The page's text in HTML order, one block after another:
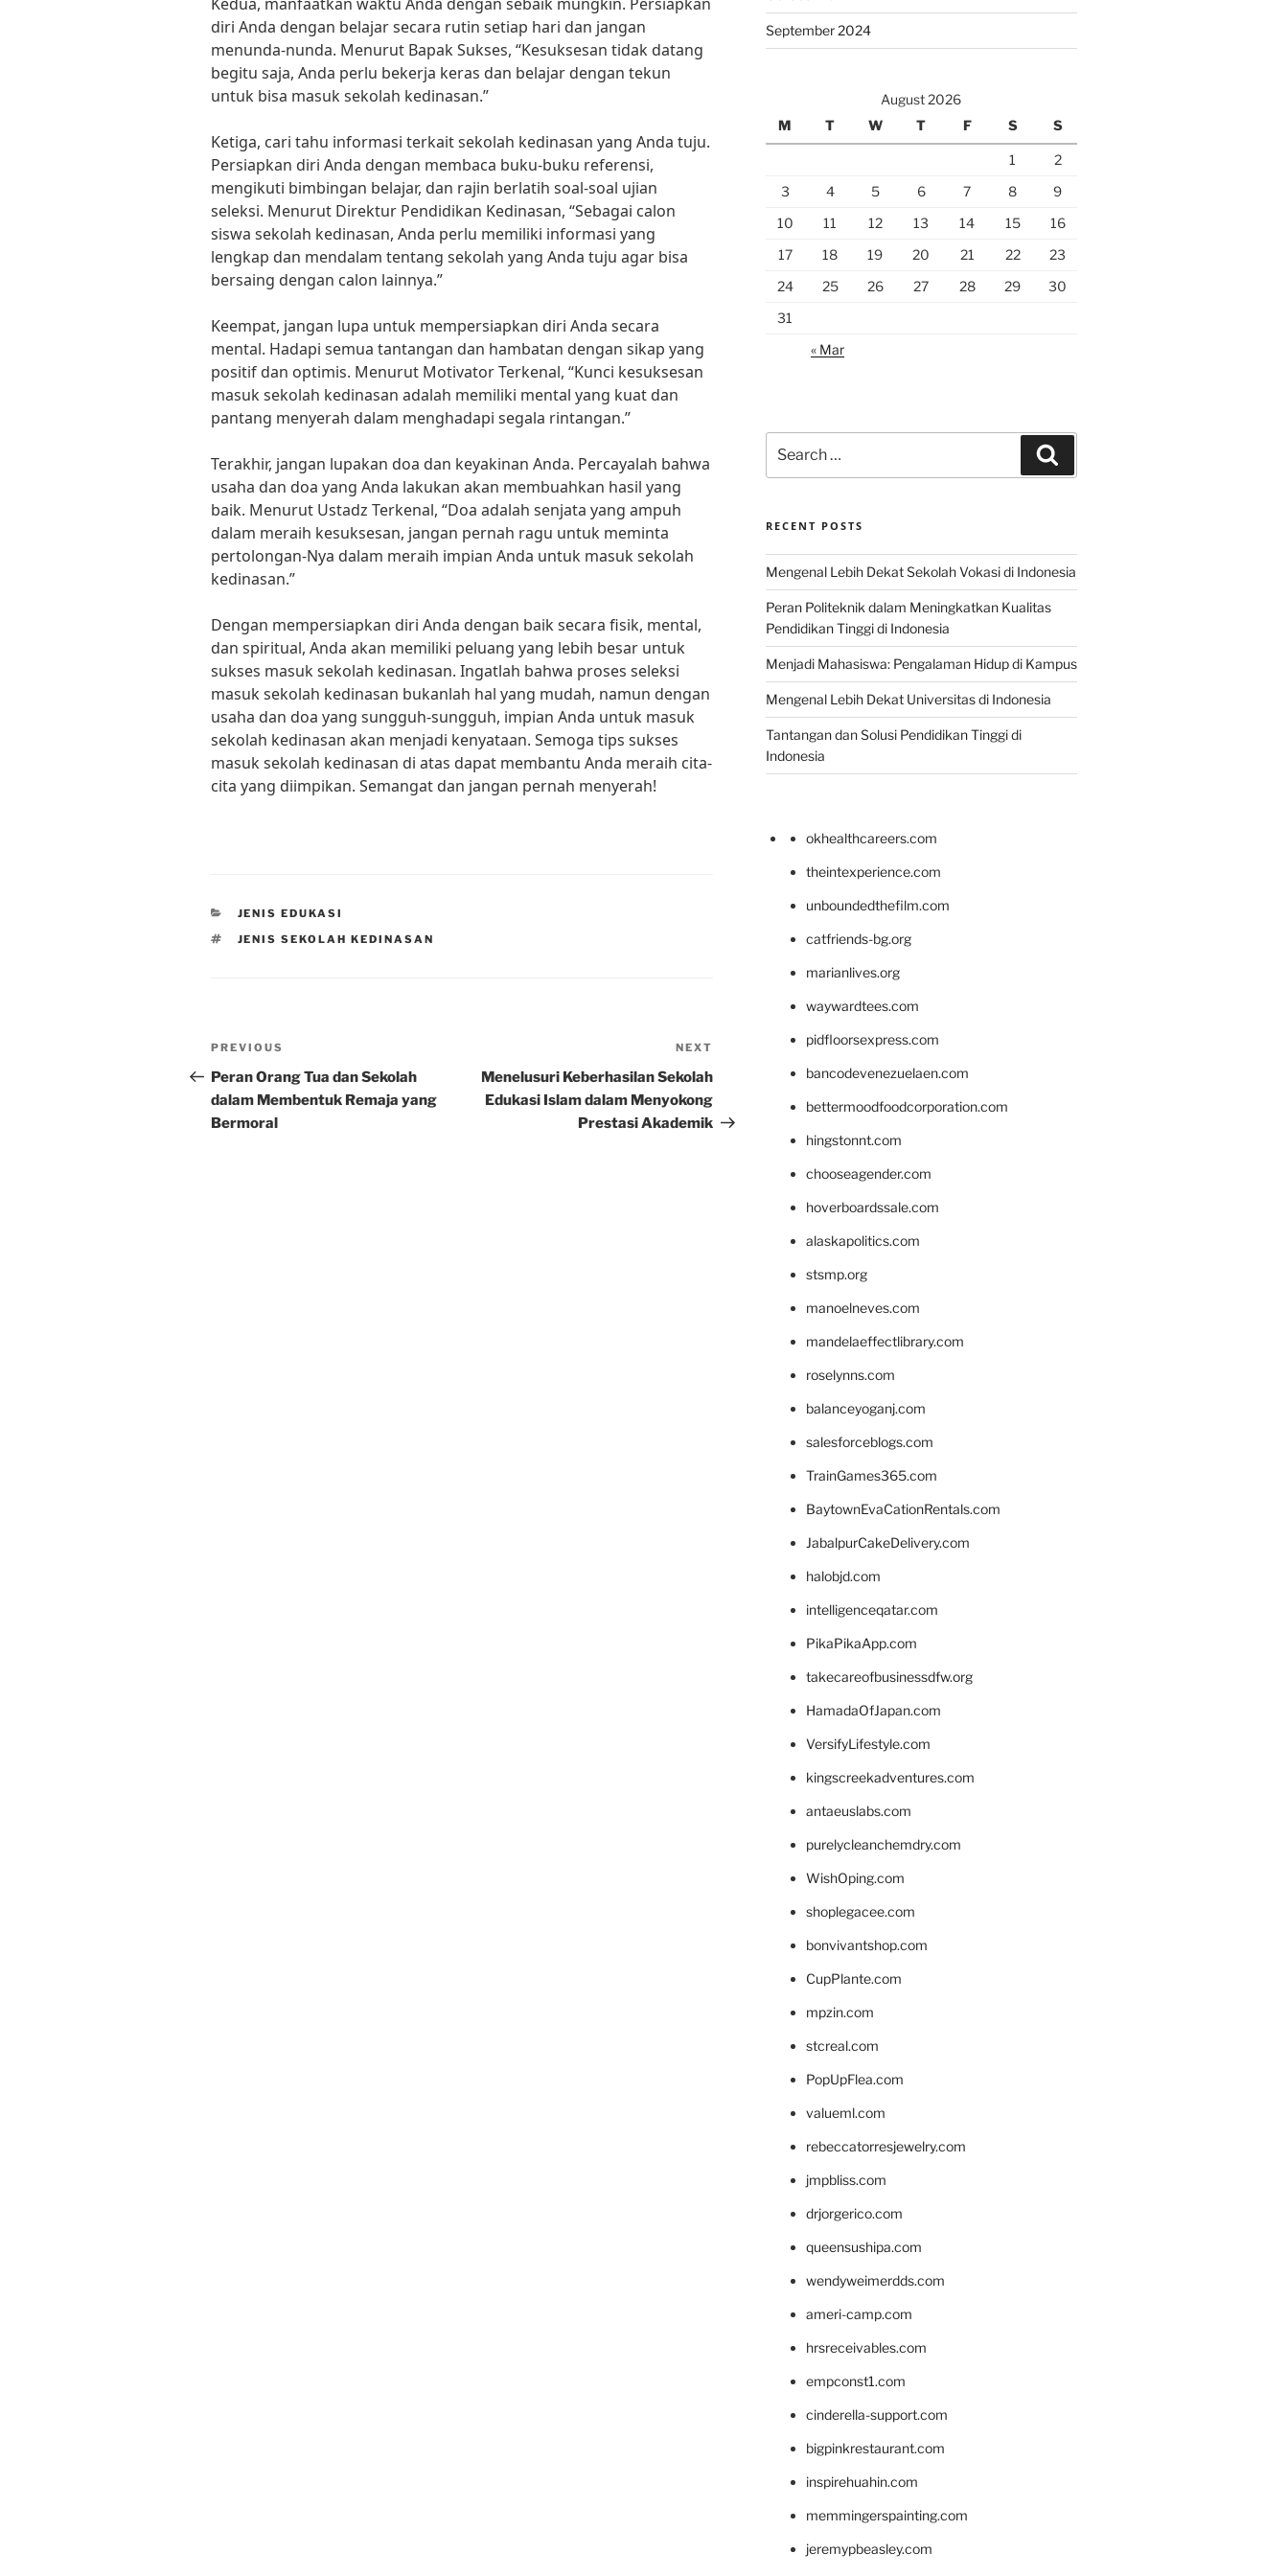
diri Anda dengan belajar secara rutin setiap hari dan jangan
menunda-nunda. Menurut Bapak Sukses, “Kesuksesan tidak datang
begitu saja, Anda perlu bekerja keras dan belajar dengan tekun
untuk bisa masuk sekolah kedinasan.”
Ketiga, cari tahu informasi terkait sekolah kedinasan yang Anda tuju.
Persiapkan diri Anda dengan membaca buku-buku referensi,
mengikuti bimbingan belajar, dan rajin berlatih soal-soal ujian
seleksi. Menurut Direktur Pendidikan Kedinasan, “Sebagai calon
siswa sekolah kedinasan, Anda perlu memiliki informasi yang
lengkap dan mendalam tentang sekolah yang Anda tuju agar bisa
bersaing dengan calon lainnya.”
Keempat, jangan lupa untuk mempersiapkan diri Anda secara
mental. Hadapi semua tantangan dan hambatan dengan sikap yang
positif dan optimis. Menurut Motivator Terkenal, “Kunci kesuksesan
masuk sekolah kedinasan adalah memiliki mental yang kuat dan
pantang menyerah dalam menghadapi segala rintangan.”
Terakhir, jangan lupakan doa dan keyakinan Anda. Percayalah bahwa
usaha dan doa yang Anda lakukan akan membuahkan hasil yang
baik. Menurut Ustadz Terkenal, “Doa adalah senjata yang ampuh
dalam meraih kesuksesan, jangan pernah ragu untuk meminta
pertolongan-Nya dalam meraih impian Anda untuk masuk sekolah
kedinasan.”
Dengan mempersiapkan diri Anda dengan baik secara fisik, mental,
dan spiritual, Anda akan memiliki peluang yang lebih besar untuk
sukses masuk sekolah kedinasan. Ingatlah bahwa proses seleksi
masuk sekolah kedinasan bukanlah hal yang mudah, namun dengan
usaha dan doa yang sungguh-sungguh, impian Anda untuk masuk
sekolah kedinasan akan menjadi kenyataan. Semoga tips sukses
masuk sekolah kedinasan di atas dapat membantu Anda meraih cita-
cita yang diimpikan. Semangat dan jangan pernah menyerah!
CATEGORIES
JENIS EDUKASI
TAGS
JENIS SEKOLAH KEDINASAN
Post
navigation
Previous
Post
PREVIOUS
Peran Orang Tua dan Sekolah
dalam Membentuk Remaja yang
Bermoral
Post
NEXT
Menelusuri Keberhasilan Sekolah
Edukasi Islam dalam Menyokong
Prestasi Akademik
September 2024
August 2026
M
T W T F S S
1
2
3
4 5 6 7 8
9
10
11 12 13 14 15
16
17
18 19 20 21 22
23
24
25 26 27 28 29
30
31
« Mar
for:
RECENT POSTS
Mengenal Lebih Dekat Sekolah Vokasi di Indonesia
Peran Politeknik dalam Meningkatkan Kualitas
Pendidikan Tinggi di Indonesia
Menjadi Mahasiswa: Pengalaman Hidup di Kampus
Mengenal Lebih Dekat Universitas di Indonesia
Tantangan dan Solusi Pendidikan Tinggi di
Indonesia
okhealthcareers.com
theintexperience.com
unboundedthefilm.com
catfriends-bg.org
marianlives.org
waywardtees.com
pidfloorsexpress.com
bancodevenezuelaen.com
bettermoodfoodcorporation.com
hingstonnt.com
chooseagender.com
hoverboardssale.com
alaskapolitics.com
stsmp.org
manoelneves.com
mandelaeffectlibrary.com
roselynns.com
balanceyoganj.com
salesforceblogs.com
TrainGames365.com
BaytownEvaCationRentals.com
JabalpurCakeDelivery.com
halobjd.com
intelligenceqatar.com
PikaPikaApp.com
takecareofbusinessdfw.org
HamadaOfJapan.com
VersifyLifestyle.com
kingscreekadventures.com
antaeuslabs.com
purelycleanchemdry.com
WishOping.com
shoplegacee.com
bonvivantshop.com
CupPlante.com
mpzin.com
stcreal.com
PopUpFlea.com
valueml.com
rebeccatorresjewelry.com
jmpbliss.com
drjorgerico.com
queensushipa.com
wendyweimerdds.com
ameri-camp.com
hrsreceivables.com
empconst1.com
cinderella-support.com
bigpinkrestaurant.com
inspirehuahin.com
memmingerspainting.com
jeremypbeasley.com